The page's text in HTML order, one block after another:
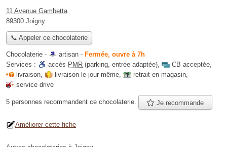
11 Avenue Gambetta
89300 Joigny
📞 Appeler ce chocolaterie
Chocolaterie - artisan - Fermée, ouvre à 7h
Services :
accès PMR (parking, entrée adaptée), CB acceptée,
livraison, livraison le jour même, retrait en magasin,
service drive
5 personnes recommandent ce chocolaterie. Je recommande
Améliorer cette fiche